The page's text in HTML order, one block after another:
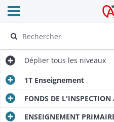
Archives
Ouvrir le menu déroulant
Déplier tous les niveaux
1T Enseignement
FONDS DE
ENSEIGNEMENT